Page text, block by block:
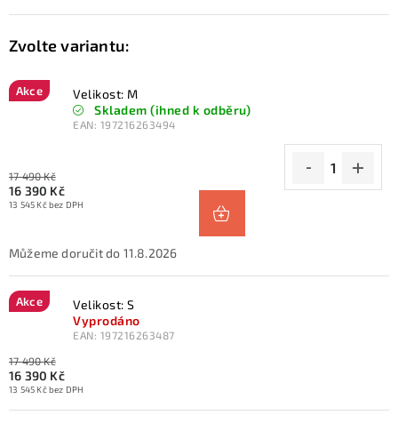
Akce
Velikost: M
Skladem (ihned k odběru)
EAN: 197216263494
17 490 Kč
16 390 Kč
13 545 Kč bez DPH
11.8.2026
Akce
Velikost: S
Vyprodáno
EAN: 197216263487
17 490 Kč
16 390 Kč
13 545 Kč bez DPH